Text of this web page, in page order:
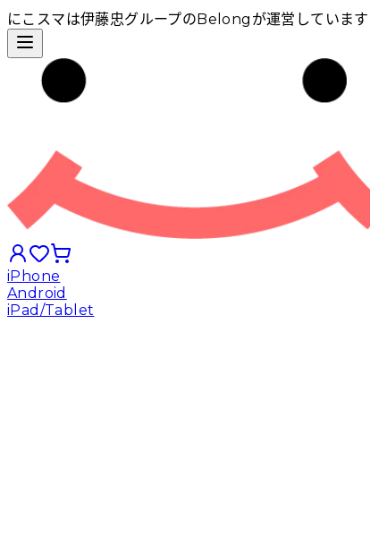
にこスマは伊藤忠グループのBelongが運営しています
iPhone
Android
iPad/Tablet